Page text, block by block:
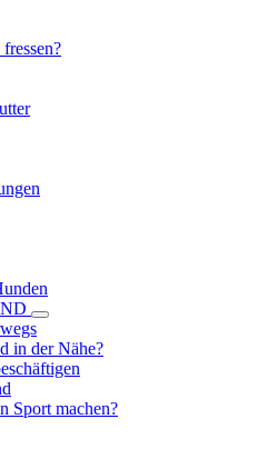
in der Nähe?
Sport machen?